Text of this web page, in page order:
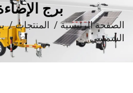
برج
الصفحة الرئيسية/ المنتجات/
الشمسي